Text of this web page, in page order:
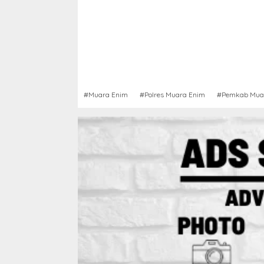
#Muara Enim #Polres Muara Enim #Pemkab